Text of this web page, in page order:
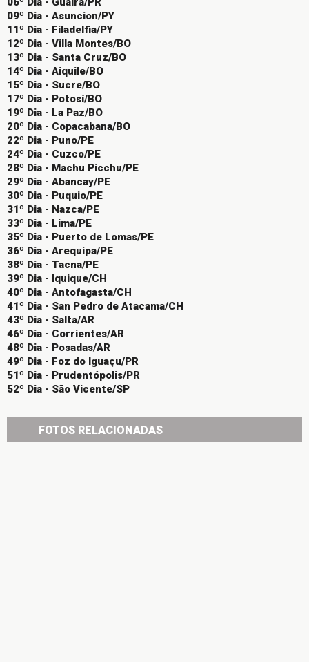
09º Dia - Asuncion/PY
11º Dia - Filadelfia/PY
12º Dia - Villa Montes/BO
13º Dia - Santa Cruz/BO
14º Dia - Aiquile/BO
15º Dia - Sucre/BO
17º Dia - Potosí/BO
19º Dia - La Paz/BO
20º Dia - Copacabana/BO
22º Dia - Puno/PE
24º Dia - Cuzco/PE
28º Dia - Machu Picchu/PE
29º Dia - Abancay/PE
30º Dia - Puquio/PE
31º Dia - Nazca/PE
33º Dia - Lima/PE
35º Dia - Puerto de Lomas/PE
36º Dia - Arequipa/PE
38º Dia - Tacna/PE
39º Dia - Iquique/CH
40º Dia - Antofagasta/CH
41º Dia - San Pedro de Atacama/CH
43º Dia - Salta/AR
46º Dia - Corrientes/AR
48º Dia - Posadas/AR
49º Dia - Foz do Iguaçu/PR
51º Dia - Prudentópolis/PR
52º Dia - São Vicente/SP
FOTOS RELACIONADAS